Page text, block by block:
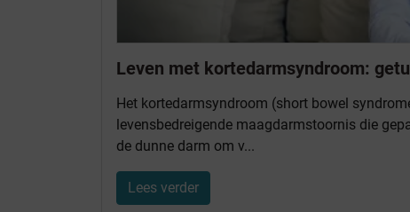
Leven met kortedarmsyndroom:
Het kortedarmsyndroom (short bowel
levensbedreigende maagdarmstoornis die
de dunne darm om v...
Lees verder